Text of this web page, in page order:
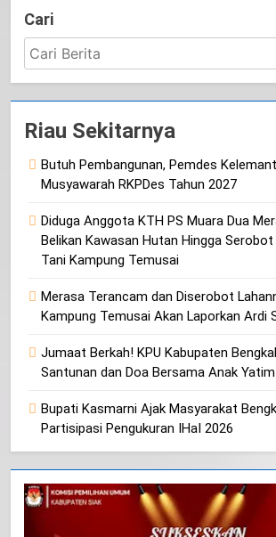
Cari
Riau Sekitarnya
Butuh Pembangunan, Pemdes
Musyawarah RKPDes Tahun 2027
Diduga Anggota KTH PS Muara Dua
Belikan Kawasan Hutan Hingga
Tani Kampung Temusai
Merasa Terancam dan Diserobot
Kampung Temusai Akan Laporkan Ardi
Jumaat Berkah! KPU Kabupaten
Santunan dan Doa Bersama Anak Yatim
Bupati Kasmarni Ajak Masyarakat
Partisipasi Pengukuran IHaI 2026